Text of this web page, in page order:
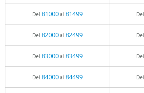
Del 81000al 81499 Del
Del 82000al 82499 Del
Del 83000al 83499 Del
Del 84000al 84499 Del